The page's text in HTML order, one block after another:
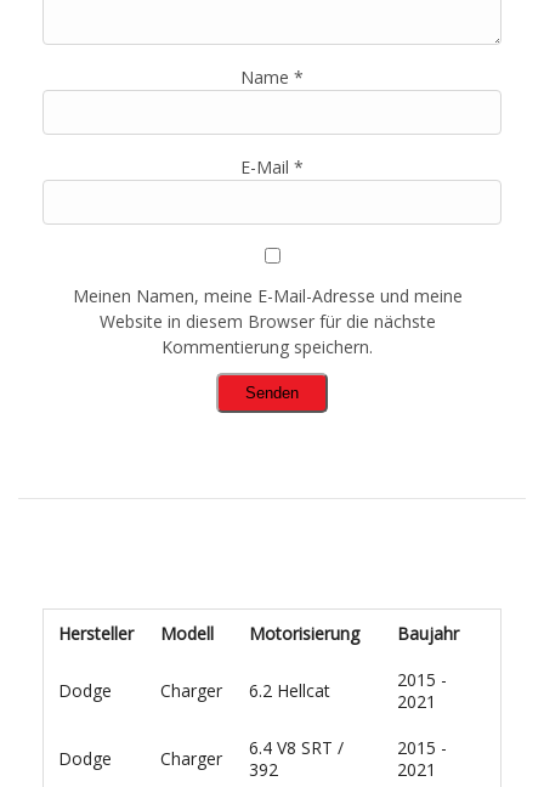
Name *
E-Mail *
Meinen Namen, meine E-Mail-Adresse und meine
Website in diesem Browser für die nächste
Kommentierung speichern.
Hersteller Modell Motorisierung Baujahr
Dodge Charger 6.2 Hellcat
2015 -
2021
Dodge Charger
6.4 V8 SRT /
392
2015 -
2021